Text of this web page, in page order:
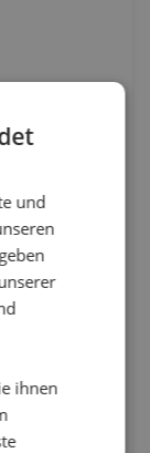
und
ihnen